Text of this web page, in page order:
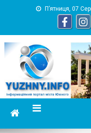
П’ятниця, 07
информационный